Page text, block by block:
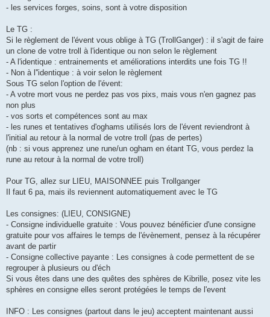
- les services forges, soins, sont à votre disposition
Le TG :
Si le règlement de l'évent vous oblige à TG (TrollGanger) : il s'agit de faire
un clone de votre troll à l'identique ou non selon le règlement
- A l'identique : entrainements et améliorations interdits une fois TG !!
- Non à l''identique : à voir selon le règlement
Sous TG selon l'option de l'évent:
- A votre mort vous ne perdez pas vos pixs, mais vous n'en gagnez pas
non plus
- vos sorts et compétences sont au max
- les runes et tentatives d'oghams utilisés lors de l'évent reviendront à
l'initial au retour à la normal de votre troll (pas de pertes)
(nb : si vous apprenez une rune/un ogham en étant TG, vous perdez la
rune au retour à la normal de votre troll)
Pour TG, allez sur LIEU, MAISONNEE puis Trollganger
Il faut 6 pa, mais ils reviennent automatiquement avec le TG
Les consignes: (LIEU, CONSIGNE)
- Consigne individuelle gratuite : Vous pouvez bénéficier d'une consigne
gratuite pour vos affaires le temps de l'évènement, pensez à la récupérer
avant de partir
- Consigne collective payante : Les consignes à code permettent de se
regrouper à plusieurs ou d'éch
Si vous êtes dans une des quêtes des sphères de Kibrille, posez vite les
sphères en consigne elles seront protégées le temps de l'event
INFO : Les consignes (partout dans le jeu) acceptent maintenant aussi